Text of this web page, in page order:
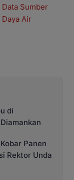
di
Panen
Rektor Unda